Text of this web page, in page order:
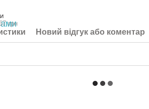
грн
Новий відгук або коментар